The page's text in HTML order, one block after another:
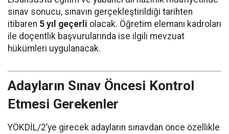
sınav sonucu, sınavın gerçekleştirildiği tarihten
itibaren 5 yıl geçerli olacak. Öğretim elemanı kadroları
ile doçentlik başvurularında ise ilgili mevzuat
hükümleri uygulanacak.
Adayların Sınav Öncesi Kontrol
Etmesi Gerekenler
YÖKDİL/2’ye girecek adayların sınavdan önce özellikle